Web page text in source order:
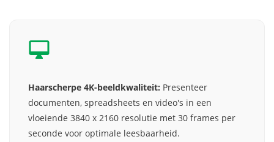
Haarscherpe 4K-beeldkwaliteit: Presenteer
documenten, spreadsheets en video's in een
vloeiende 3840 x 2160 resolutie met 30 frames per
seconde voor optimale leesbaarheid.